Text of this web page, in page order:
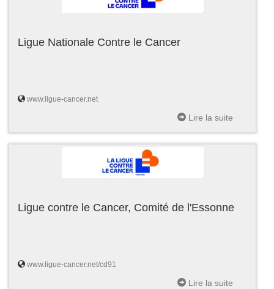
Ligue Nationale Contre le Cancer
www.ligue-cancer.net
Lire la suite
Ligue contre le Cancer, Comité de l'Essonne
www.ligue-cancer.net/cd91
Lire la suite